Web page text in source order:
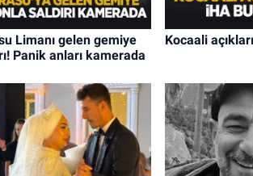
Limanı gelen gemiye
Panik anları kamerada
Kocaali